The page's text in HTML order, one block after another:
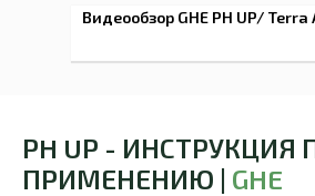
Видеообзор GHE PH UP/
PH UP - ИНСТРУКЦИЯ
ПРИМЕНЕНИЮ | GHE